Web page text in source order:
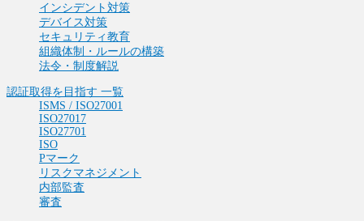
インシデント対策
デバイス対策
セキュリティ教育
組織体制・ルールの構築
法令・制度解説
認証取得を目指す 一覧
ISMS / ISO27001
ISO27017
ISO27701
ISO
Pマーク
リスクマネジメント
内部監査
審査